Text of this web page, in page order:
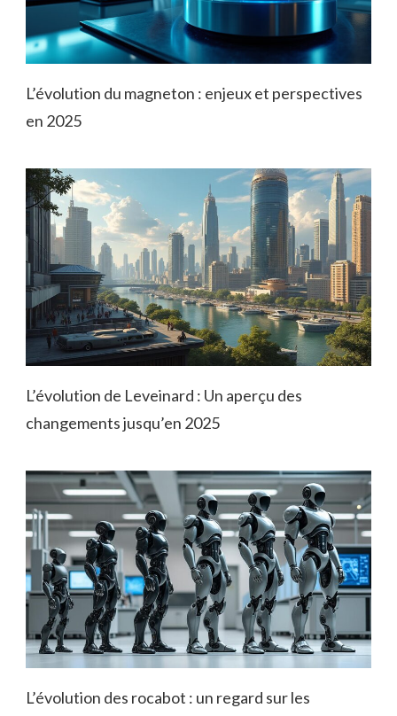
L’évolution du magneton : enjeux et perspectives
en 2025
L’évolution de Leveinard : Un aperçu des
changements jusqu’en 2025
L’évolution des rocabot : un regard sur les